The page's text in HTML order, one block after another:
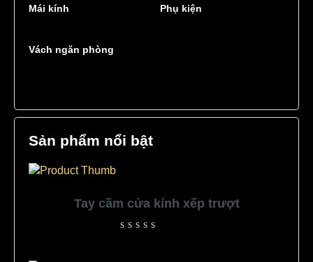
Mái kính Phụ kiện
Vách ngăn phòng
Sản phẩm nổi bật
Tay cầm cửa kính xếp trượt